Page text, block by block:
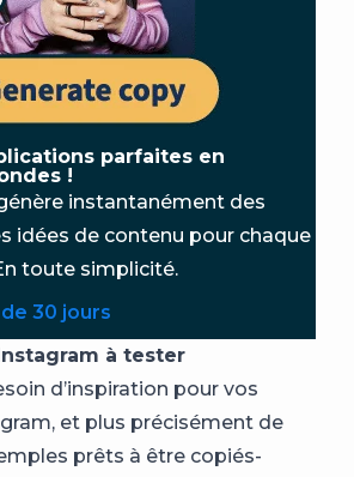
parfaites en
!
instantanément des
idées de contenu pour chaque
toute simplicité.
30 jours
à tester
d’inspiration pour vos
et plus précisément de
prêts à être copiés-